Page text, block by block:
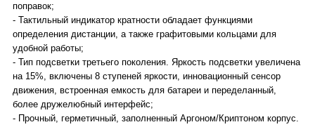
поправок;
- Тактильный индикатор кратности обладает функциями
определения дистанции, а также графитовыми кольцами для
удобной работы;
- Тип подсветки третьего поколения. Яркость подсветки увеличена
на 15%, включены 8 ступеней яркости, инновационный сенсор
движения, встроенная емкость для батареи и переделанный,
более дружелюбный интерфейс;
- Прочный, герметичный, заполненный Аргоном/Криптоном корпус.